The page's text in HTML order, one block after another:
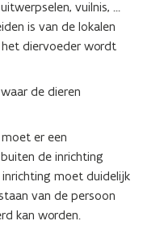
vuilnis, …
is van de lokalen
diervoeder wordt
de dieren
er een
de inrichting
moet duidelijk
van de persoon
kan worden.